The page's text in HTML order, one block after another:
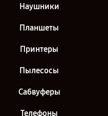
Наушники
Планшеты
Принтеры
Пылесосы
Сабвуферы
Телефоны